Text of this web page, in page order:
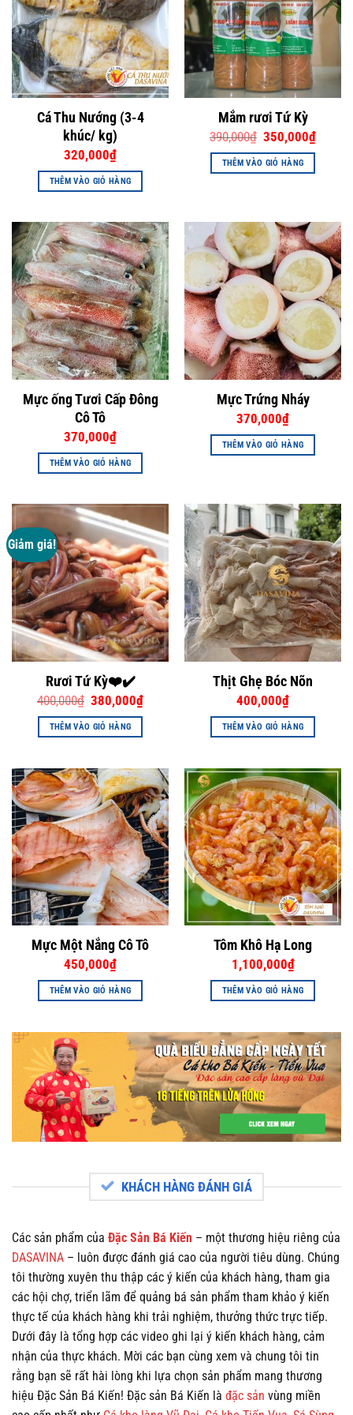
Cá Thu Nướng (3-4
khúc/ kg)
320,000₫
THÊM VÀO GIỎ HÀNG
Mắm rươi Tứ Kỳ
390,000₫ Giá
gốc
là:
390,000₫.
350,000₫Giá
THÊM VÀO GIỎ HÀNG
Mực ống Tươi Cấp Đông
Cô Tô
370,000₫
THÊM VÀO GIỎ HÀNG
Mực Trứng Nháy
370,000₫
THÊM VÀO GIỎ HÀNG
Giảm giá!
Rươi Tứ Kỳ❤️✔️
400,000₫ Giá
gốc
là:
400,000₫.
380,000₫Giá
THÊM VÀO GIỎ HÀNG
Thịt Ghẹ Bóc Nõn
400,000₫
THÊM VÀO GIỎ HÀNG
Mực Một Nắng Cô Tô
450,000₫
THÊM VÀO GIỎ HÀNG
Tôm Khô Hạ Long
1,100,000₫
THÊM VÀO GIỎ HÀNG
KHÁCH HÀNG ĐÁNH GIÁ
Các sản phẩm của Đặc Sản Bá Kiến – một thương hiệu riêng của
DASAVINA – luôn được đánh giá cao của người tiêu dùng. Chúng
tôi thường xuyên thu thập các ý kiến của khách hàng, tham gia
các hội chợ, triển lãm để quảng bá sản phẩm tham khảo ý kiến
thực tế của khách hàng khi trải nghiệm, thưởng thức trực tiếp.
Dưới đây là tổng hợp các video ghi lại ý kiến khách hàng, cảm
nhận của thực khách. Mời các bạn cùng xem và chung tôi tin
rằng bạn sẽ rất hài lòng khi lựa chọn sản phẩm mang thương
hiệu Đặc Sản Bá Kiến! Đặc sản Bá Kiến là đặc sản vùng miền